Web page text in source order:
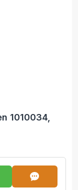
1010034,